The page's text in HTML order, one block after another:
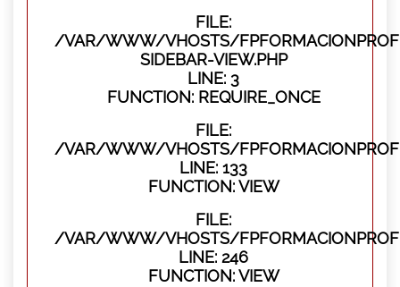
FILE:
/VAR/WWW/VHOSTS/
SIDEBAR-VIEW.PHP
LINE: 3
FUNCTION: REQUIRE_ONCE
FILE:
/VAR/WWW/VHOSTS/
LINE: 133
FUNCTION: VIEW
FILE:
/VAR/WWW/VHOSTS/
LINE: 246
FUNCTION: VIEW